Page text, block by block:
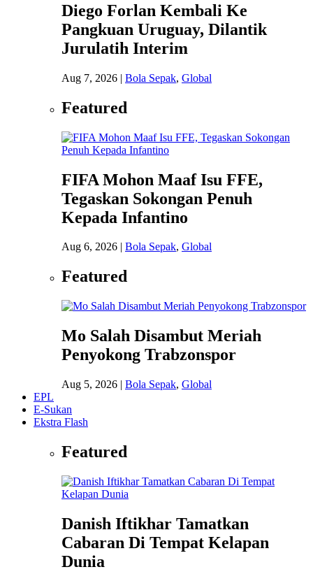
Diego Forlan Kembali Ke
Pangkuan Uruguay, Dilantik
Jurulatih Interim
Aug 7, 2026 | Bola Sepak, Global
Featured
FIFA Mohon Maaf Isu FFE,
Tegaskan Sokongan Penuh
Kepada Infantino
Aug 6, 2026 | Bola Sepak, Global
Featured
Mo Salah Disambut Meriah
Penyokong Trabzonspor
Aug 5, 2026 | Bola Sepak, Global
EPL
E-Sukan
Ekstra Flash
Featured
Danish Iftikhar Tamatkan
Cabaran Di Tempat Kelapan
Dunia